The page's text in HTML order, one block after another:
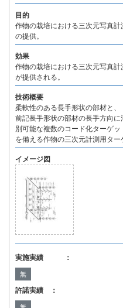
目的
作物の栽培における三次元写真
の提供。
効果
作物の栽培における三次元写真
が提供される。
技術概要
柔軟性のある長手形状の部材と、
前記長手形状の部材の長手方向
別可能な複数のコード化ターゲッ
を備える作物の三次元計測用ター
イメージ図
実施実績 ：
無
許諾実績 ：